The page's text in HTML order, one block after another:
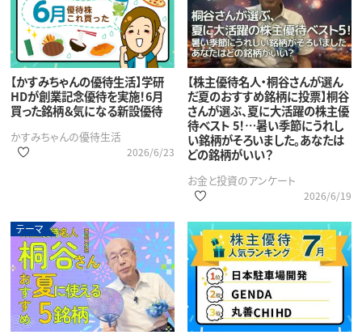
【かすみちゃんの優待生活】学研
HDが創業記念優待を実施！6月
買った銘柄＆気になる新設優待
かすみちゃんの優待生活
2026/6/23
【株主優待名人・桐谷さんが選ん
だ夏のおすすめ銘柄に投票】桐谷
さんが選ぶ、夏に大活躍の株主優
待ベスト 5！…暑い季節にうれし
い銘柄がそろいました。あなたは
どの銘柄がいい？
お金と投資のアンケート
2026/6/19
テーマ